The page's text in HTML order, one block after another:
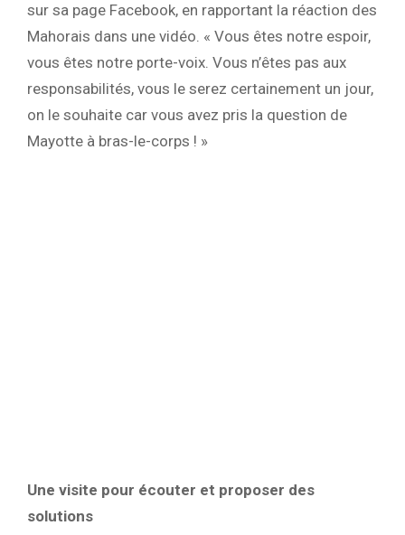
sur sa page Facebook, en rapportant la réaction des
Mahorais dans une vidéo. « Vous êtes notre espoir,
vous êtes notre porte-voix. Vous n’êtes pas aux
responsabilités, vous le serez certainement un jour,
on le souhaite car vous avez pris la question de
Mayotte à bras-le-corps ! »
Une visite pour écouter et proposer des
solutions